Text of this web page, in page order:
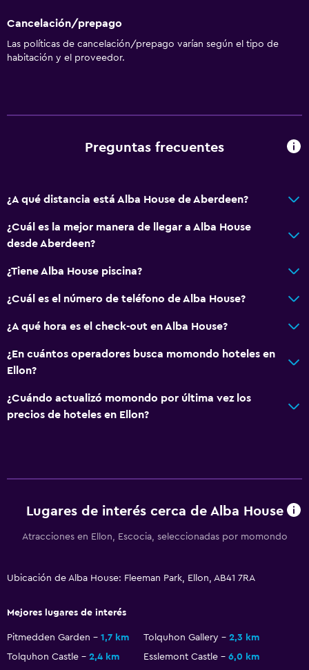
Cancelación/prepago
Las políticas de cancelación/prepago varían según el tipo de
habitación y el proveedor.
Preguntas frecuentes
¿A qué distancia está Alba House de Aberdeen?
¿Cuál es la mejor manera de llegar a Alba House
desde Aberdeen?
¿Tiene Alba House piscina?
¿Cuál es el número de teléfono de Alba House?
¿A qué hora es el check-out en Alba House?
¿En cuántos operadores busca momondo hoteles en
Ellon?
¿Cuándo actualizó momondo por última vez los
precios de hoteles en Ellon?
Lugares de interés cerca de Alba House
Atracciones en Ellon, Escocia, seleccionadas por momondo
Ubicación de Alba House: Fleeman Park, Ellon, AB41 7RA
Mejores lugares de interés
Pitmedden Garden 1,7 km Tolquhon Gallery
2,3 km
Tolquhon Castle
2,4 km Esslemont Castle
6,0 km